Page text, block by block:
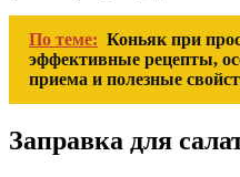
По теме: Коньяк при
эффективные рецепты,
приема и полезные
Заправка для